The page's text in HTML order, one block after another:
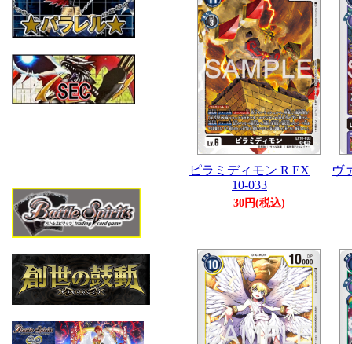
ピラミディモン R EX
10-033
30円(税込)
ヴ